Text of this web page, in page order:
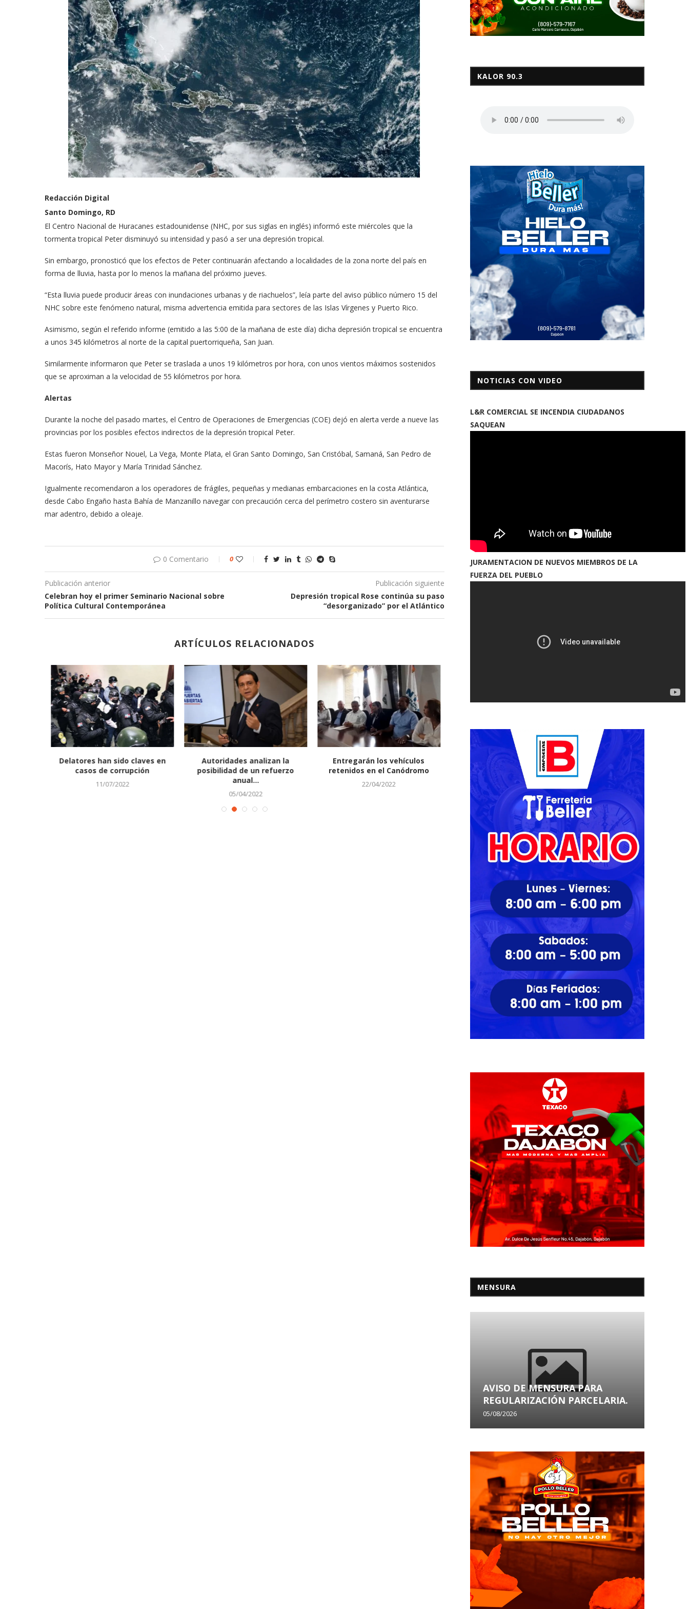
Redacción Digital
Santo Domingo, RD
El Centro Nacional de Huracanes estadounidense (NHC, por sus siglas en inglés) informó este miércoles que la
tormenta tropical Peter disminuyó su intensidad y pasó a ser una depresión tropical.
Sin embargo, pronosticó que los efectos de Peter continuarán afectando a localidades de la zona norte del país en
forma de lluvia, hasta por lo menos la mañana del próximo jueves.
“Esta lluvia puede producir áreas con inundaciones urbanas y de riachuelos”, leía parte del aviso público número 15 del
NHC sobre este fenómeno natural, misma advertencia emitida para sectores de las Islas Vírgenes y Puerto Rico.
Asimismo, según el referido informe (emitido a las 5:00 de la mañana de este día) dicha depresión tropical se encuentra
a unos 345 kilómetros al norte de la capital puertorriqueña, San Juan.
Similarmente informaron que Peter se traslada a unos 19 kilómetros por hora, con unos vientos máximos sostenidos
que se aproximan a la velocidad de 55 kilómetros por hora.
Alertas
Durante la noche del pasado martes, el Centro de Operaciones de Emergencias (COE) dejó en alerta verde a nueve las
provincias por los posibles efectos indirectos de la depresión tropical Peter.
Estas fueron Monseñor Nouel, La Vega, Monte Plata, el Gran Santo Domingo, San Cristóbal, Samaná, San Pedro de
Macorís, Hato Mayor y María Trinidad Sánchez.
Igualmente recomendaron a los operadores de frágiles, pequeñas y medianas embarcaciones en la costa Atlántica,
desde Cabo Engaño hasta Bahía de Manzanillo navegar con precaución cerca del perímetro costero sin aventurarse
mar adentro, debido a oleaje.
0 Comentario 0
Publicación anterior
Celebran hoy el primer Seminario Nacional sobre
Política Cultural Contemporánea
Publicación siguiente
Depresión tropical Rose continúa su paso
“desorganizado” por el Atlántico
ARTÍCULOS RELACIONADOS
Delatores han sido claves en
casos de corrupción
11/07/2022
Autoridades analizan la
posibilidad de un refuerzo
anual...
05/04/2022
Entregarán los vehículos
retenidos en el Canódromo
22/04/2022
Dolor de espalda es causa
común de consulta...
27/09/2021
Luis Abinader: Una
tributaria permitirá que
KALOR 90.3
NOTICIAS CON VIDEO
L&R COMERCIAL SE INCENDIA CIUDADANOS
SAQUEAN
JURAMENTACION DE NUEVOS MIEMBROS DE LA
FUERZA DEL PUEBLO
MENSURA
AVISO DE MENSURA PARA
REGULARIZACIÓN PARCELARIA.
05/08/2026